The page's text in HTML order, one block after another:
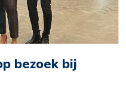
bezoek bij